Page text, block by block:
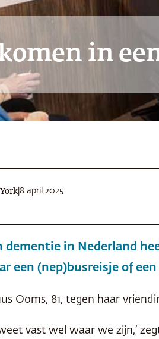
in
8 april 2025
dementie in Nederland
een (nep)busreisje of
Ooms, 81, tegen haar
vast wel waar we zijn,’